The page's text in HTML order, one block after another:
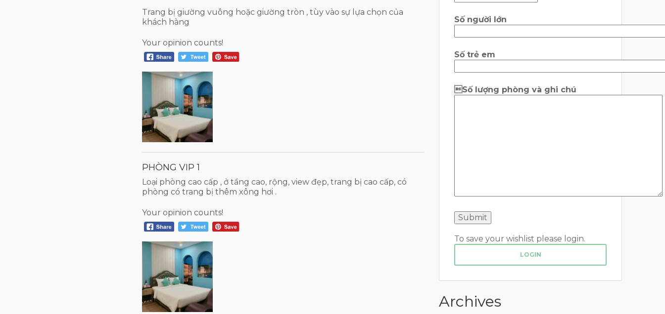
Trang bị giường vuông hoặc giường tròn , tùy vào sự lựa chọn của
khách hàng
Your opinion counts!
PHÒNG VIP 1
Loại phòng cao cấp , ở tầng cao, rộng, view đẹp, trang bị cao cấp, có
phòng có trang bị thêm xông hơi .
Your opinion counts!
Số người lớn
Số trẻ em
Số lượng phòng và ghi chú
To save your wishlist please login.
LOGIN
Archives